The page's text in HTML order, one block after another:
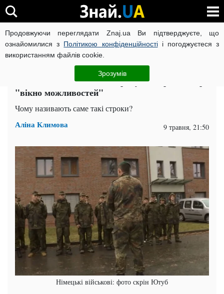
Продовжуючи переглядати Znaj.ua Ви підтверджуєте, що
ознайомилися з Політикою конфіденційностіі погоджуєтеся з
використанням файлів cookie.
Зрозумів
ВІЙНА РОСІЇ ПРОТИ УКРАЇНИ КОРОНАВІРУС В УКРАЇНІ
ЧИТАТЬ НА РУССКОМ
Росія може напасти на Європу: попередили про
"вікно можливостей"
Чому називають саме такі строки?
Аліна Климова 9 травня, 21:50
Німецькі військові: фото скрін Ютуб